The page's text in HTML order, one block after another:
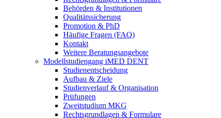
Behörden & Institutionen
Qualitätssicherung
Promotion & PhD
Häufige Fragen (FAQ)
Kontakt
Weitere Beratungsangebote
Modellstudiengang iMED DENT
Studienentscheidung
Aufbau & Ziele
Studienverlauf & Organisation
Prüfungen
Zweitstudium MKG
Rechtsgrundlagen & Formulare